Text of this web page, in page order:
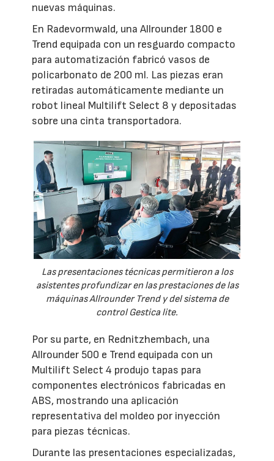
nuevas máquinas.
En Radevormwald, una Allrounder 1800 e
Trend equipada con un resguardo compacto
para automatización fabricó vasos de
policarbonato de 200 ml. Las piezas eran
retiradas automáticamente mediante un
robot lineal Multilift Select 8 y depositadas
sobre una cinta transportadora.
Las presentaciones técnicas permitieron a los
asistentes profundizar en las prestaciones de las
máquinas Allrounder Trend y del sistema de
control Gestica lite.
Por su parte, en Rednitzhembach, una
Allrounder 500 e Trend equipada con un
Multilift Select 4 produjo tapas para
componentes electrónicos fabricadas en
ABS, mostrando una aplicación
representativa del moldeo por inyección
para piezas técnicas.
Durante las presentaciones especializadas,